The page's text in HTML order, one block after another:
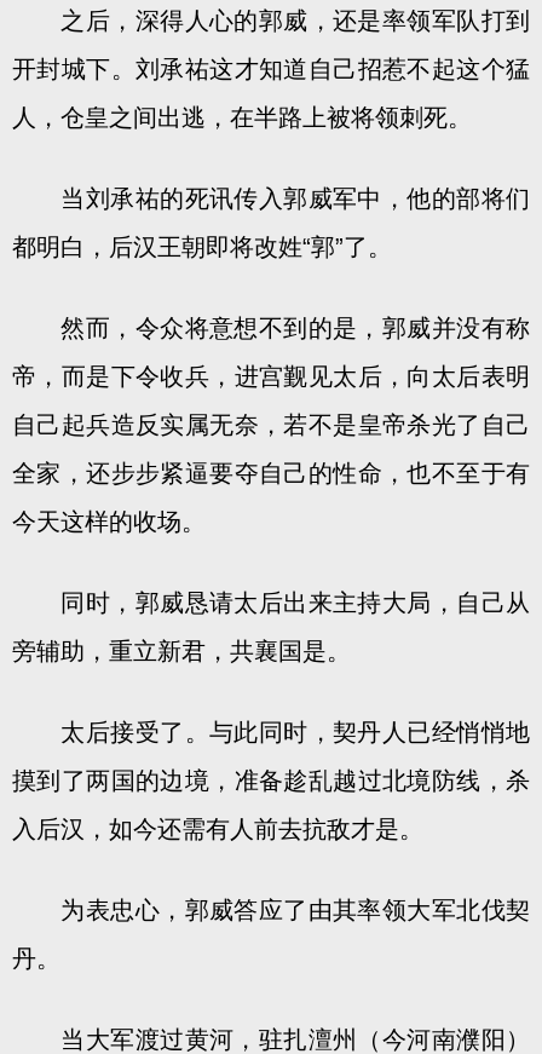
之后，深得人心的郭威，还是率领军队打到
开封城下。刘承祐这才知道自己招惹不起这个猛
人，仓皇之间出逃，在半路上被将领刺死。
当刘承祐的死讯传入郭威军中，他的部将们
都明白，后汉王朝即将改姓“郭”了。
然而，令众将意想不到的是，郭威并没有称
帝，而是下令收兵，进宫觐见太后，向太后表明
自己起兵造反实属无奈，若不是皇帝杀光了自己
全家，还步步紧逼要夺自己的性命，也不至于有
今天这样的收场。
同时，郭威恳请太后出来主持大局，自己从
旁辅助，重立新君，共襄国是。
太后接受了。与此同时，契丹人已经悄悄地
摸到了两国的边境，准备趁乱越过北境防线，杀
入后汉，如今还需有人前去抗敌才是。
为表忠心，郭威答应了由其率领大军北伐契
丹。
当大军渡过黄河，驻扎澶州（今河南濮阳）